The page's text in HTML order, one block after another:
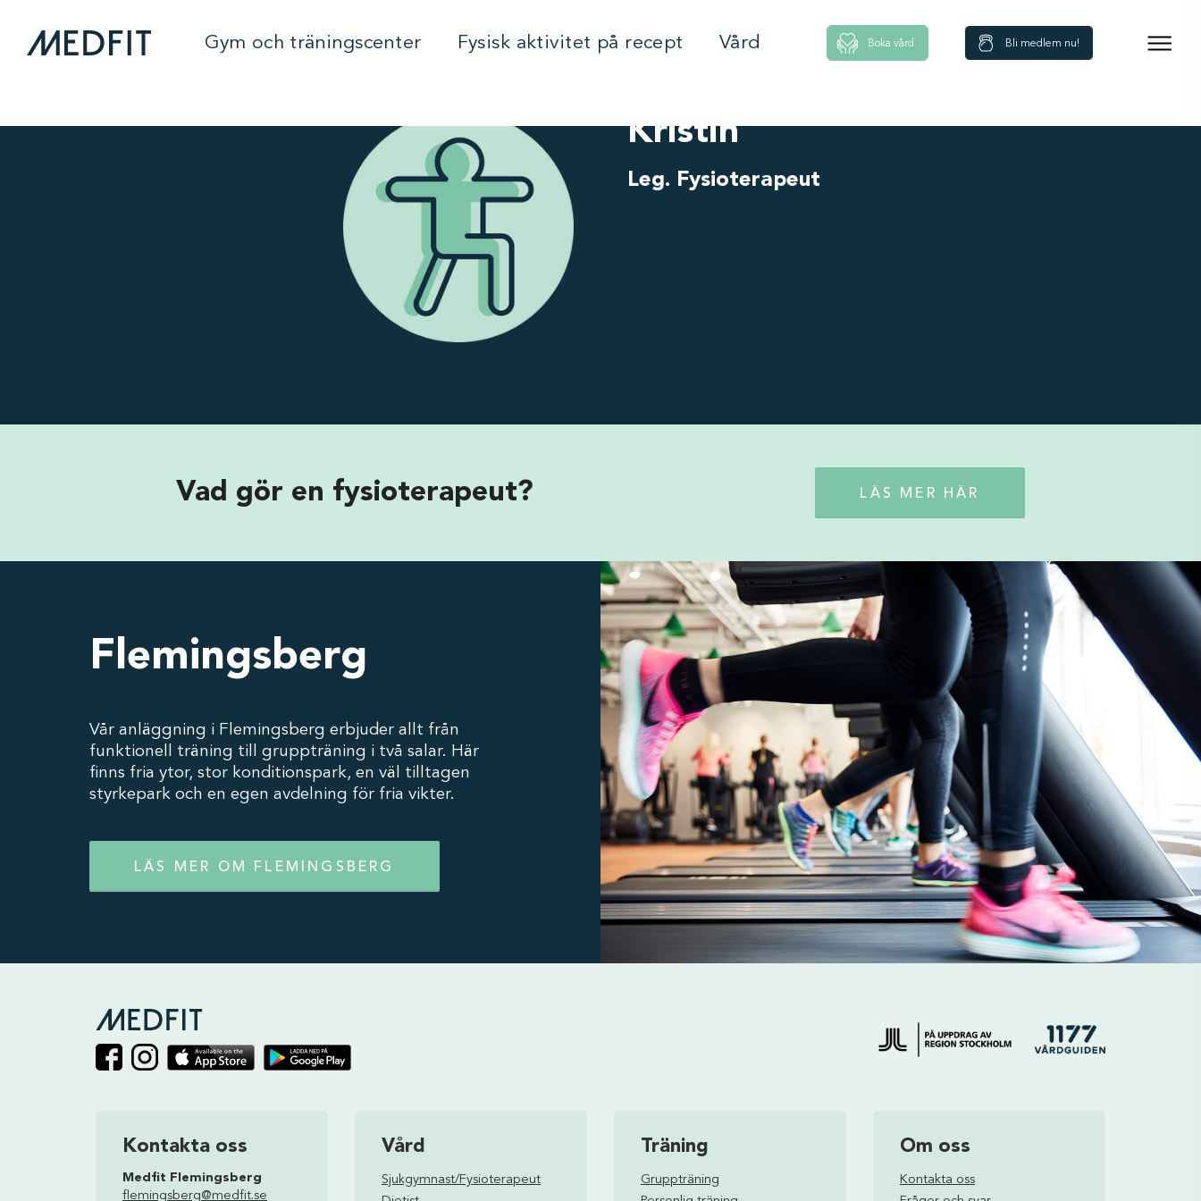
Gym och träningscenter Fysisk aktivitet på recept Vård Boka vård Bli medlem nu!
Kristin
Leg. Fysioterapeut
Vad gör en fysioterapeut? LÄS MER HÄR
Flemingsberg
Vår anläggning i Flemingsberg erbjuder allt från
funktionell träning till gruppträning i två salar. Här
finns fria ytor, stor konditionspark, en väl tilltagen
styrkepark och en egen avdelning för fria vikter.
LÄS MER OM FLEMINGSBERG
Kontakta oss
Medfit Flemingsberg
flemingsberg@medfit.se
Vård
Sjukgymnast/Fysioterapeut
Träning
Gruppträning
Om oss
Kontakta oss